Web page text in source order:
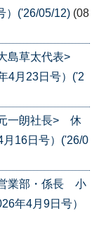
）('26/05/12) (08
島草太代表>
4月23日号）('2
一朗社長> 休
16日号）('26/0
業部・係長 小
年4月9日号）